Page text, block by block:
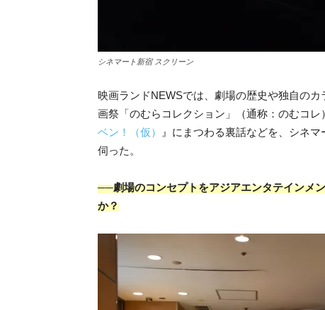
シネマート新宿 スクリーン
映画ランドNEWSでは、劇場の歴史や独自の
画祭「のむらコレクション」（通称：のむコ
ベン！（仮）
』にまつわる裏話などを、シネ
伺った。
──劇場のコンセプトをアジアエンタテインメ
か？